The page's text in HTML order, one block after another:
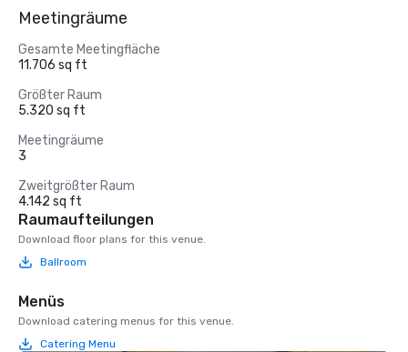
Meetingräume
Gesamte Meetingfläche
11.706 sq ft
Größter Raum
5.320 sq ft
Meetingräume
3
Zweitgrößter Raum
4.142 sq ft
Raumaufteilungen
Download floor plans for this venue.
Ballroom
Menüs
Download catering menus for this venue.
Catering Menu